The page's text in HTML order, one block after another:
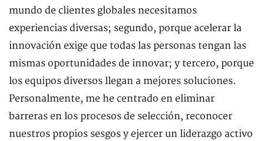
mundo de clientes globales necesitamos
experiencias diversas; segundo, porque acelerar la
innovación exige que todas las personas tengan las
mismas oportunidades de innovar; y tercero, porque
los equipos diversos llegan a mejores soluciones.
Personalmente, me he centrado en eliminar
barreras en los procesos de selección, reconocer
nuestros propios sesgos y ejercer un liderazgo activo